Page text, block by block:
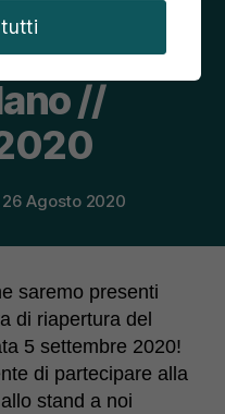
at Legend
//
26 Agosto 2020
saremo presenti
di riapertura del
5 settembre 2020!
di partecipare alla
stand a noi